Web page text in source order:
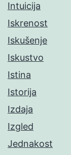
Intuicija
Iskrenost
Iskušenje
Iskustvo
Istina
Istorija
Izdaja
Izgled
Jednakost